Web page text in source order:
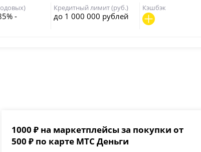
-
Кредитный лимит (руб.)
до 1 000 000 рублей
Кэшбэк
1000 ₽ на маркетплейсы за покупки от
500 ₽ по карте МТС Деньги